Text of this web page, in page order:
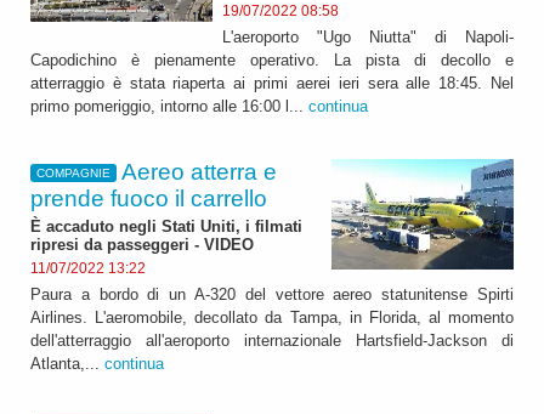
19/07/2022 08:58
L'aeroporto "Ugo Niutta" di Napoli-
Capodichino è pienamente operativo. La pista di decollo e
atterraggio è stata riaperta ai primi aerei ieri sera alle 18:45. Nel
primo pomeriggio, intorno alle 16:00 l... continua
COMPAGNIE
Aereo atterra e
prende fuoco il carrello
È accaduto negli Stati Uniti, i filmati
ripresi da passeggeri - VIDEO
11/07/2022 13:22
Paura a bordo di un A-320 del vettore aereo statunitense Spirti
Airlines. L'aeromobile, decollato da Tampa, in Florida, al momento
dell'atterraggio all'aeroporto internazionale Hartsfield-Jackson di
Atlanta,... continua